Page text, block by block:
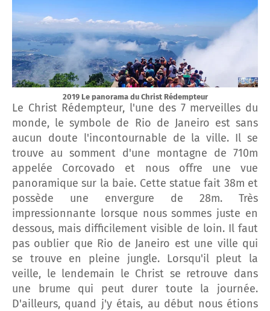
2019 Le panorama du Christ Rédempteur
Le Christ Rédempteur, l'une des 7 merveilles du
monde, le symbole de Rio de Janeiro est sans
aucun doute l'incontournable de la ville. Il se
trouve au somment d'une montagne de 710m
appelée Corcovado et nous offre une vue
panoramique sur la baie. Cette statue fait 38m et
possède une envergure de 28m. Très
impressionnante lorsque nous sommes juste en
dessous, mais difficilement visible de loin. Il faut
pas oublier que Rio de Janeiro est une ville qui
se trouve en pleine jungle. Lorsqu'il pleut la
veille, le lendemain le Christ se retrouve dans
une brume qui peut durer toute la journée.
D'ailleurs, quand j'y étais, au début nous étions